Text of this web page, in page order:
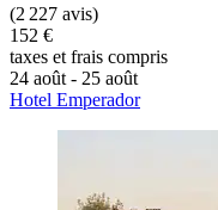
(2 227 avis)
152 €
taxes et frais compris
24 août - 25 août
Hotel Emperador